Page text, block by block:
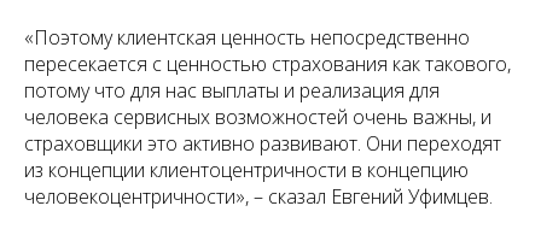
«Поэтому клиентская ценность непосредственно
пересекается с ценностью страхования как такового,
потому что для нас выплаты и реализация для
человека сервисных возможностей очень важны, и
страховщики это активно развивают. Они переходят
из концепции клиентоцентричности в концепцию
человекоцентричности», – сказал Евгений Уфимцев.